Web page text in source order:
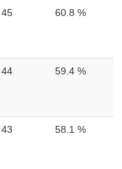
45 60.8 %
44 59.4 %
43 58.1 %